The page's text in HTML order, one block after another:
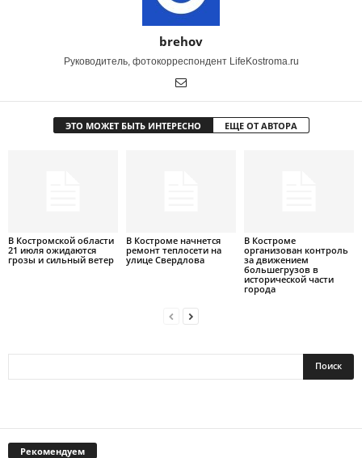
brehov
Руководитель, фотокорреспондент LifeKostroma.ru
ЭТО МОЖЕТ БЫТЬ ИНТЕРЕСНО ЕЩЕ ОТ АВТОРА
В Костромской области
21 июля ожидаются
грозы и сильный ветер
В Костроме начнется
ремонт теплосети на
улице Свердлова
В Костроме
организован контроль
за движением
большегрузов в
исторической части
города
Рекомендуем